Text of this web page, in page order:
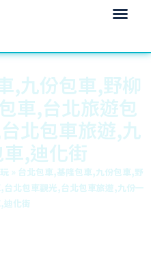
,九份包車,野柳
車,台北旅遊包
北包車旅遊,九
,迪化街
» 台北包車,基隆包車,九份包車,野
北包車觀光,台北包車旅遊,九份一
迪化街